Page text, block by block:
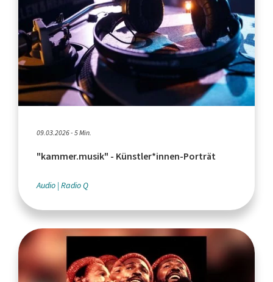
09.03.2026 - 5 Min.
"kammer.musik" - Künstler*innen-Porträt
Audio Radio Q